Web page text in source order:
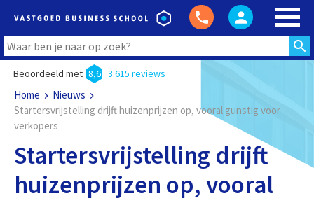
Beoordeeld met 8,6 3.615 reviews
Home
Nieuws
Startersvrijstelling drijft huizenprijzen op, vooral gunstig voor
verkopers
Startersvrijstelling drijft
huizenprijzen op, vooral